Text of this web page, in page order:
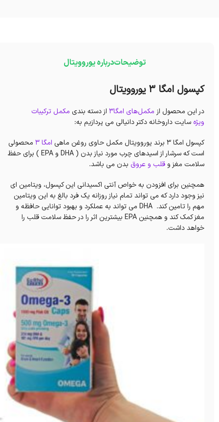
توضیحاتدرباره یوروویتال
کپسول امگا 3 یوروویتال
در این محصول از مکمل‌های امگا3 از دسته بندی مکمل ترکیبات
ویژه سایت داروخانه دکتر دانیالی می پردازیم به:
کپسول امگا 3 برند یوروویتال مکمل حاوی روغن ماهی
امگا 3
محصولی
است که سرشار از اسیدهای چرب مورد نیاز بدن ( DHA و EPA ) برای حفظ
سلامت مغز وقلب و عروق بدن می باشد.
همچنین برای افزودن به خواص آنتی اکسیدانی این کپسول، ویتامین ای
نیز وجود دارد که می تواند تمام نیاز روزانه یک فرد بالغ به این ویتامین
مهم را تامین کند. DHA می تواند به عملکرد و بهبود توانایی حافظه و
مغز کمک کند و همچنین EPA بیشترین اثر را در حفظ سلامت قلب را
خواهد داشت.